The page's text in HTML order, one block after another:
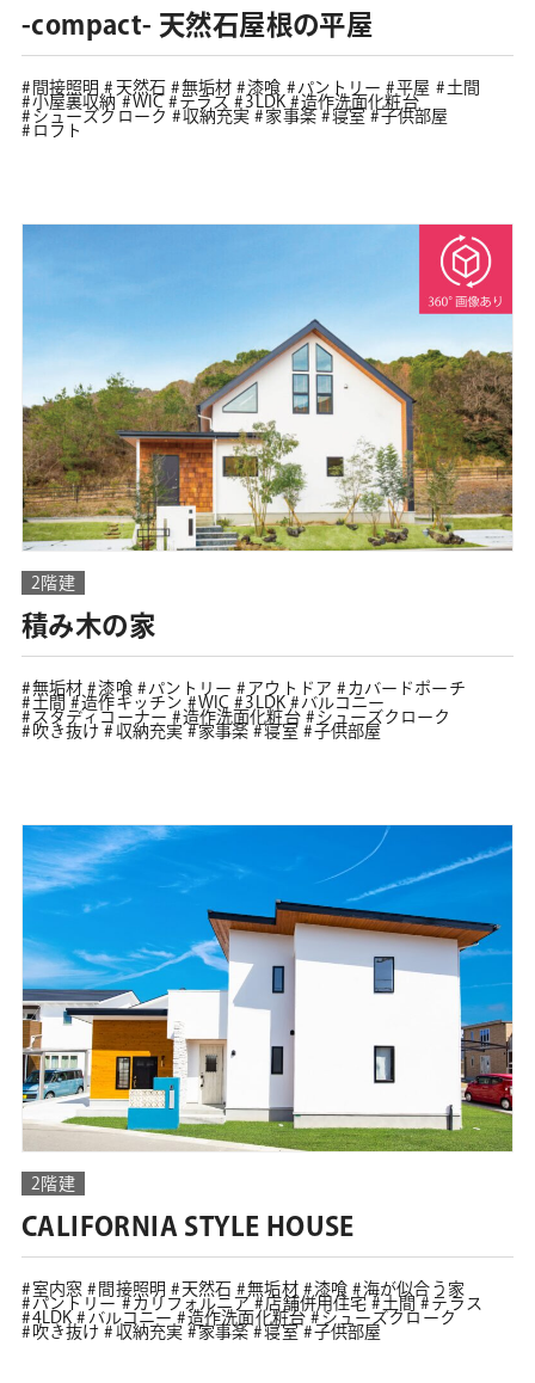
-compact- 天然石屋根の平屋
間接照明 天然石 無垢材 漆喰 パントリー 平屋
土間
小屋裏収納
WIC テラス 3LDK
造作洗面化粧台
シューズクローク
収納充実 家事楽 寝室
子供部屋
ロフト
2階建
積み木の家
無垢材 漆喰 パントリー アウトドア
カバードポーチ
土間
造作キッチン WIC 3LDK
バルコニー
スタディコーナー
造作洗面化粧台
シューズクローク
吹き抜け
収納充実 家事楽 寝室 子供部屋
2階建
CALIFORNIA STYLE HOUSE
室内窓 間接照明 天然石 無垢材 漆喰
海が似合う家
パントリー
カリフォルニア 店舗併用住宅 土間
テラス
4LDK
バルコニー 造作洗面化粧台
シューズクローク
吹き抜け
収納充実 家事楽 寝室 子供部屋